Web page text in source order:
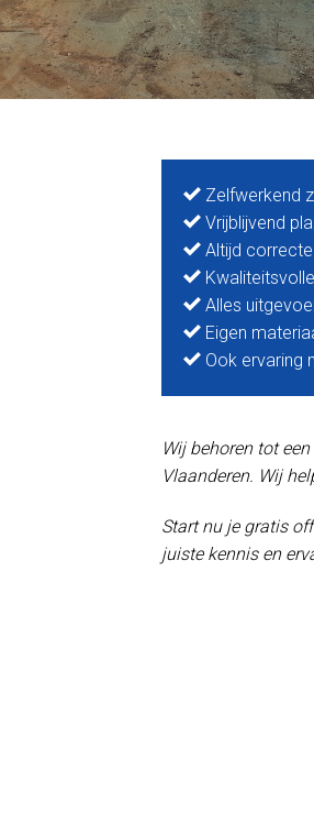
Zelfwerkend
Vrijblijvend
Altijd
Alles
Eigen
Ook ervaring
Wij behoren tot
Vlaanderen. Wij
Start nu je gratis
juiste kennis en